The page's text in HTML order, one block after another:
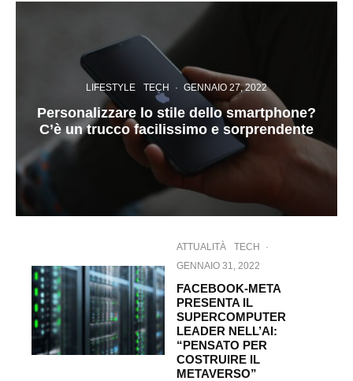
LIFESTYLE TECH · GENNAIO 27, 2022
Personalizzare lo stile dello smartphone?
C’è un trucco facilissimo e sorprendente
ATTUALITÀ TECH
·
GENNAIO 31, 2022
FACEBOOK-META
PRESENTA IL
SUPERCOMPUTER
LEADER NELL’AI:
“PENSATO PER
COSTRUIRE IL
METAVERSO”